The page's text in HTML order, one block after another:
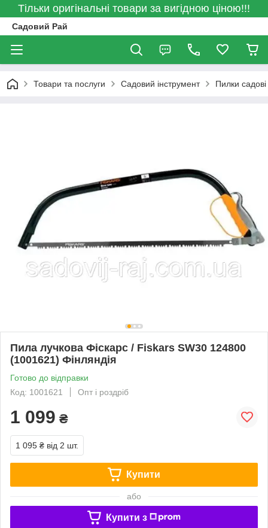
Тільки оригінальні товари за вигідною ціною!!!
Садовий Рай
Товари та послуги Садовий інструмент Пилки садові
Пила лучкова Фіскарс / Fiskars SW30 124800
(1001621) Фінляндія
Готово до відправки
Код: 1001621
Опт і роздріб
1 099 ₴
1 095 ₴ від 2 шт.
Купити
або
Купити з